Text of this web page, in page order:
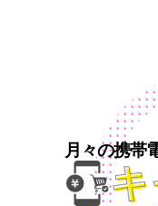
月々の携帯
キ